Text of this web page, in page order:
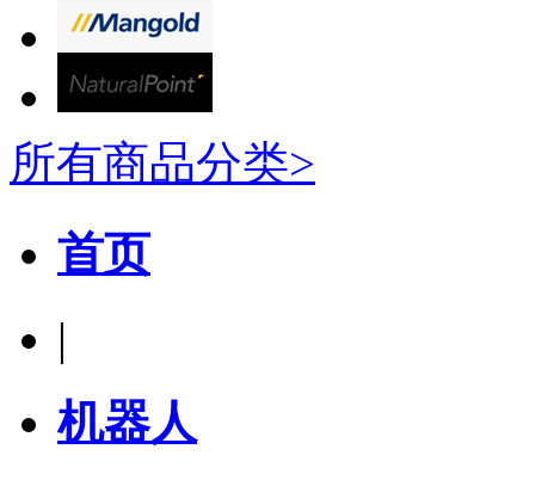
所有商品分类>
首页
|
机器人